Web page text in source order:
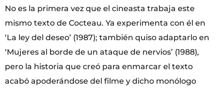
No es la primera vez que el cineasta trabaja este
mismo texto de Cocteau. Ya experimenta con él en
‘La ley del deseo’ (1987); también quiso adaptarlo en
‘Mujeres al borde de un ataque de nervios’ (1988),
pero la historia que creó para enmarcar el texto
acabó apoderándose del filme y dicho monólogo